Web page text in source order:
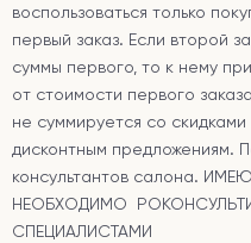
воспользоваться только
первый заказ. Если второй
суммы первого, то к нему
от стоимости первого
не суммируется со
дисконтным предложениям.
консультантов салона.
НЕОБХОДИМО
СПЕЦИАЛИСТАМИ